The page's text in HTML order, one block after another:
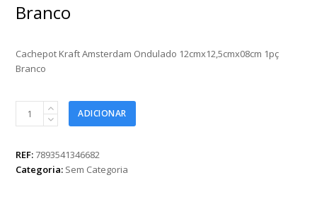
Branco
Cachepot Kraft Amsterdam Ondulado 12cmx12,5cmx08cm 1pç
Branco
Cachepot
Ondulado
12cmx12,5cmx08cm
ADICIONAR
REF:7893541346682
Categoria: Sem Categoria